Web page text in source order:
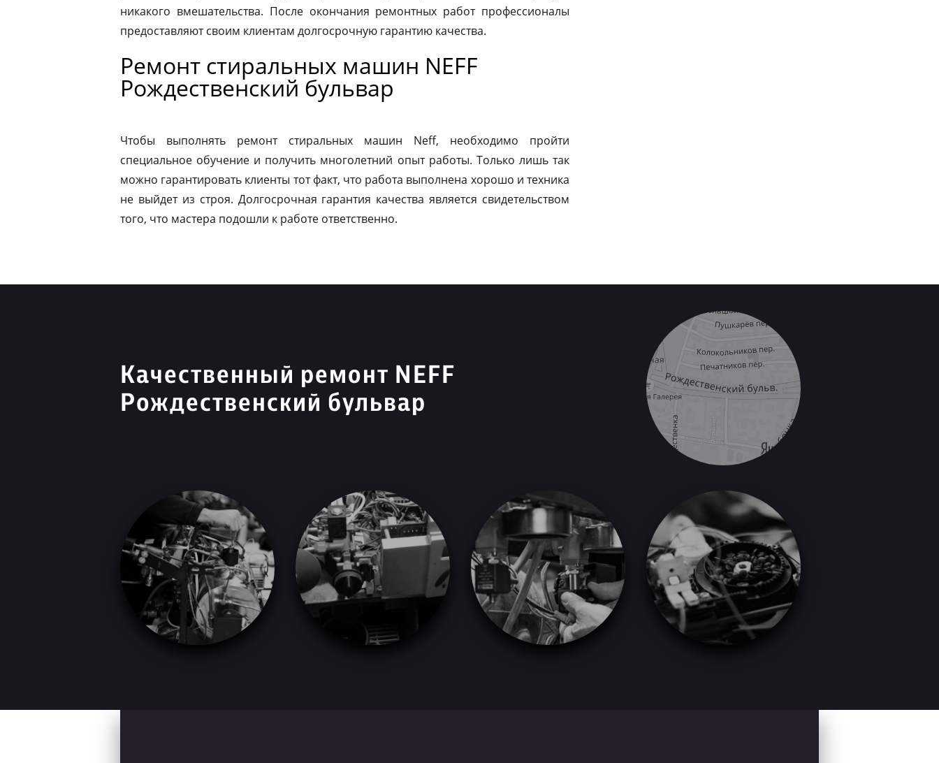
никакого вмешательства. После окончания ремонтных работ профессионалы
предоставляют своим клиентам долгосрочную гарантию качества.
Ремонт стиральных машин NEFF
Рождественский бульвар
Чтобы выполнять ремонт стиральных машин Neff, необходимо пройти
специальное обучение и получить многолетний опыт работы. Только лишь так
можно гарантировать клиенты тот факт, что работа выполнена хорошо и техника
не выйдет из строя. Долгосрочная гарантия качества является свидетельством
того, что мастера подошли к работе ответственно.
Качественный ремонт NEFF
Рождественский бульвар